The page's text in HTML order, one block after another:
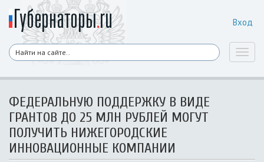
Вход
ФЕДЕРАЛЬНУЮ ПОДДЕРЖКУ В ВИДЕ
ГРАНТОВ ДО 25 МЛН РУБЛЕЙ МОГУТ
ПОЛУЧИТЬ НИЖЕГОРОДСКИЕ
ИННОВАЦИОННЫЕ КОМПАНИИ